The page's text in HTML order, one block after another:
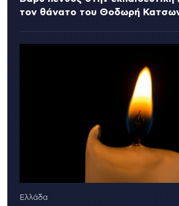
τον θάνατο του Θοδωρή
Ελλάδα